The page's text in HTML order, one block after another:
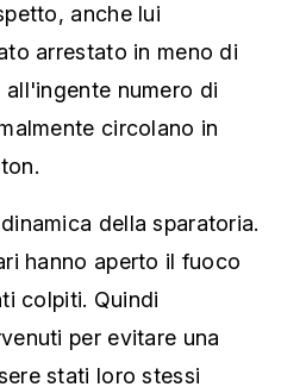
anche lui
arrestato in meno di
numero di
circolano in
della sparatoria.
hanno aperto il fuoco
colpiti. Quindi
per evitare una
stati loro stessi